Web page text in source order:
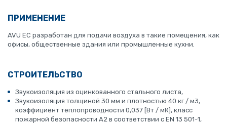
ПРИМЕНЕНИЕ
AVU EC разработан для подачи воздуха в такие помещения, как
офисы, общественные здания или промышленные кухни.
СТРОИТЕЛЬСТВО
Звукоизоляция из оцинкованного стального листа,
Звукоизоляция толщиной 30 мм и плотностью 40 кг / м3,
коэффициент теплопроводности 0,037 [Вт / мК], класс
пожарной безопасности A2 в соответствии с EN 13 501-1,